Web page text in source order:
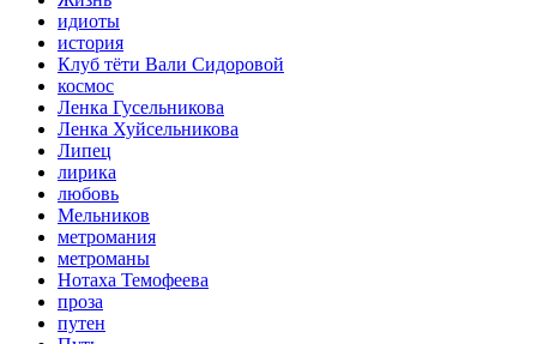
идиоты
история
Клуб тёти Вали Сидоровой
космос
Ленка Гусельникова
Ленка Хуйсельникова
Липец
лирика
любовь
Мельников
метромания
метроманы
Нотаха Темофеева
проза
путен